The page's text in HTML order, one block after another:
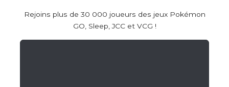
Rejoins plus de 30 000 joueurs des jeux Pokémon
GO, Sleep, JCC et VCG !